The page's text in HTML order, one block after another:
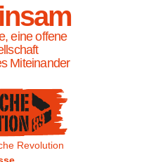
eine offene
Miteinander
Revolution